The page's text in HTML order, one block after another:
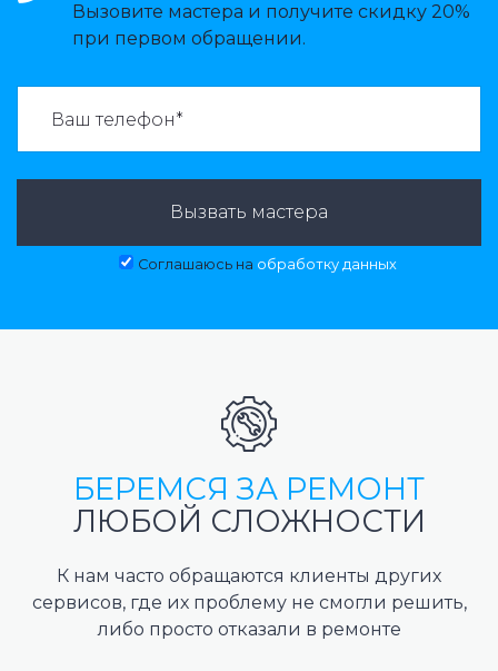
Вызовите мастера и получите скидку 20%
при первом обращении.
Вызвать мастера
Соглашаюсь на обработку данных
БЕРЕМСЯ ЗА РЕМОНТ
ЛЮБОЙ СЛОЖНОСТИ
К нам часто обращаются клиенты других
сервисов, где их проблему не смогли решить,
либо просто отказали в ремонте